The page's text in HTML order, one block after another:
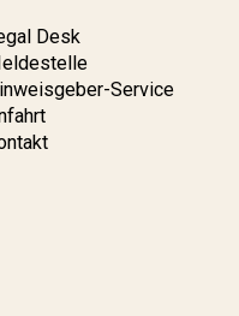
Desk
Service